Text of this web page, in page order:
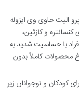
الیت حاوی وی ایزوله
و کازئین،
با حساسیت شدید به
محصولات کاملاً بدون
و نوجوانان زیر